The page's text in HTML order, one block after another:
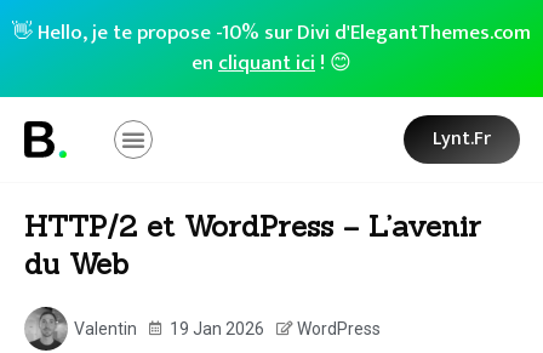
👋 Hello, je te propose -10% sur Divi d'ElegantThemes.com
encliquant ici! 😊
Lynt.fr
HTTP/2 et WordPress – L’avenir
du Web
Valentin 19 Jan 2026 WordPress